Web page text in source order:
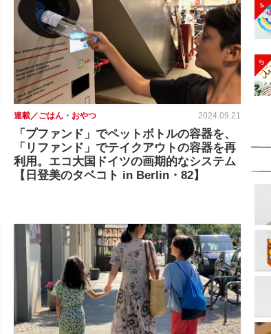
連載／ごはん・おやつ 2024.09.21
「プファンド」でペットボトルの容器を、
「リファンド」でテイクアウトの容器を再
利用。エコ大国ドイツの画期的なシステム
【日登美のタベコト in Berlin・82】
4
5